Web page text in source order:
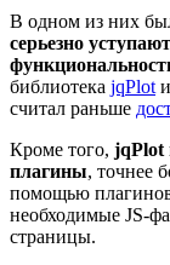
В одном из них
серьезно
библиотека jqPlot
считал раньше
Кроме того, jqPlot
плагины, точнее
помощью
необходимые JS-
страницы.